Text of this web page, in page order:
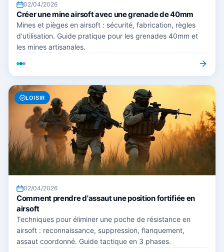
02/04/2026
Créer une mine airsoft avec une grenade de 40mm
Mines et pièges en airsoft : sécurité, fabrication, règles
d'utilisation. Guide pratique pour les grenades 40mm et
les mines artisanales.
LOISIR
02/04/2026
Comment prendre d'assaut une position fortifiée en
airsoft
Techniques pour éliminer une poche de résistance en
airsoft : reconnaissance, suppression, flanquement,
assaut coordonné. Guide tactique en 3 phases.